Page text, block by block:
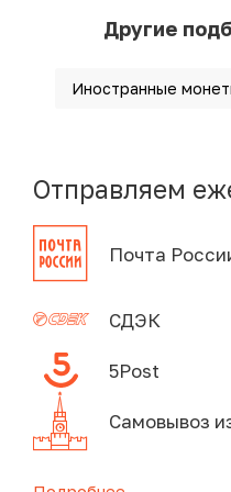
Другие
Иностранные
Отправляем
Почта
СДЭК
5Post
Самовывоз